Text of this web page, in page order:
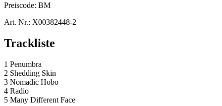
Preiscode: BM
Art. Nr.: X00382448-2
Trackliste
1 Penumbra
2 Shedding Skin
3 Nomadic Hobo
4 Radio
5 Many Different Face